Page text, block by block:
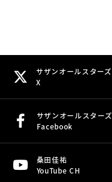
サザンオールスターズ
X
サザンオールスターズ
Facebook
桑田佳祐
YouTube CH